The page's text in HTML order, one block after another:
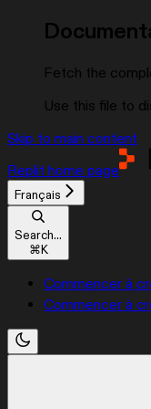
Fetch the
Use this file to
Skip to main content
Replit home page
Français
Search...
⌘K
Commencer à
Commencer à